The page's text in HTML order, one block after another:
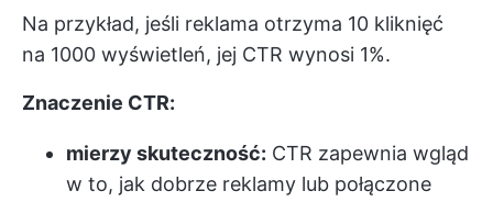
Na przykład, jeśli reklama otrzyma 10 kliknięć
na 1000 wyświetleń, jej CTR wynosi 1%.
Znaczenie CTR:
mierzy skuteczność: CTR zapewnia wgląd
w to, jak dobrze reklamy lub połączone